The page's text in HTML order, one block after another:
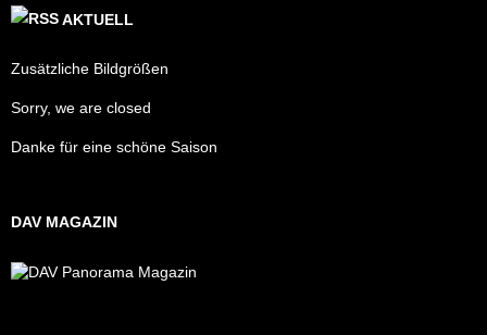
AKTUELL
Zusätzliche Bildgrößen
Sorry, we are closed
Danke für eine schöne Saison
DAV MAGAZIN